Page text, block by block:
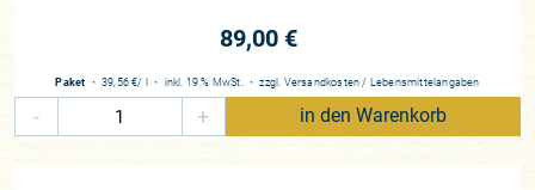
89,00 €
Paket ・ 39,56 €/ l ・ inkl. 19 % MwSt.・zzgl. Versandkosten / Lebensmittelangaben
- + in den Warenkorb